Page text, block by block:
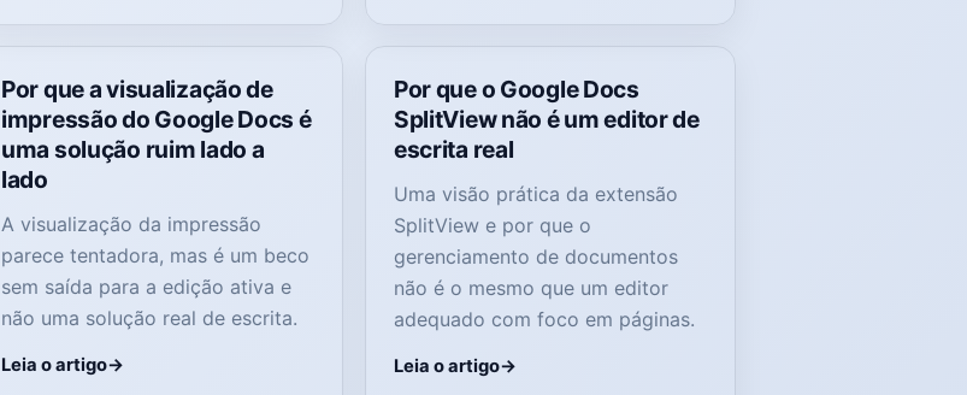
Por que a visualização de
impressão do Google Docs é
uma solução ruim lado a
lado
A visualização da impressão
parece tentadora, mas é um beco
sem saída para a edição ativa e
não uma solução real de escrita.
Leia o artigo
Por que o Google Docs
SplitView não é um editor de
escrita real
Uma visão prática da extensão
SplitView e por que o
gerenciamento de documentos
não é o mesmo que um editor
adequado com foco em páginas.
Leia o artigo